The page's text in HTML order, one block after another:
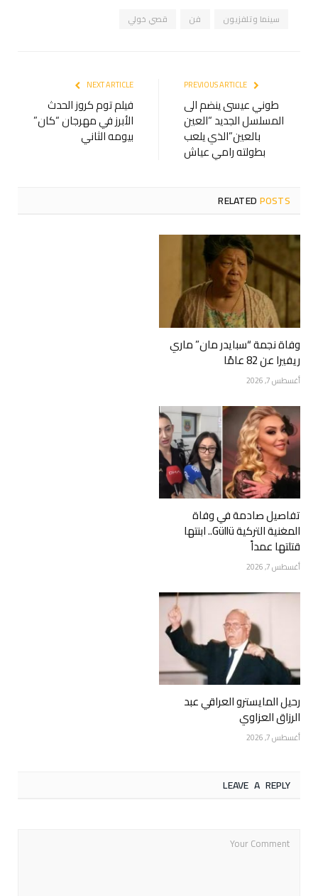
سينما وتلفزيون فن قصي خولي
طوني عيسى ينضم الى
المسلسل الجديد “العين
بالعين”الذي يلعب
بطولته رامي عياش
NEXT ARTICLE
فيلم توم كروز الحدث
الأبرز في مهرجان “كان”
بيومه الثاني
RELATEDPOSTS
وفاة نجمة “سبايدر مان” ماري
ريفيرا عن 82 عامًا
أغسطس 7, 2026
تفاصيل صادمة في وفاة
المغنية التركية Güllü.. ابنتها
قتلتها عمداً
أغسطس 7, 2026
رحيل المايسترو العراقي عبد
الرزاق العزاوي
أغسطس 7, 2026
LEAVE A REPLY